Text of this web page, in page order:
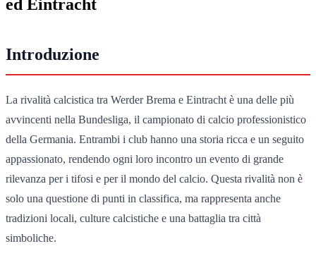
ed Eintracht
Introduzione
La rivalità calcistica tra Werder Brema e Eintracht è una delle più
avvincenti nella Bundesliga, il campionato di calcio professionistico
della Germania. Entrambi i club hanno una storia ricca e un seguito
appassionato, rendendo ogni loro incontro un evento di grande
rilevanza per i tifosi e per il mondo del calcio. Questa rivalità non è
solo una questione di punti in classifica, ma rappresenta anche
tradizioni locali, culture calcistiche e una battaglia tra città
simboliche.